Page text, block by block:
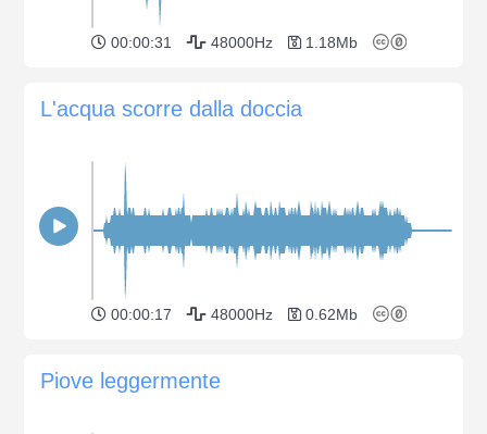
00:00:31 48000Hz 1.18Mb
L'acqua scorre dalla doccia
00:00:17 48000Hz 0.62Mb
Piove leggermente